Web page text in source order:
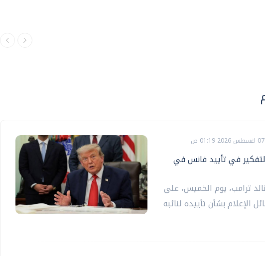
في تأييد فانس في
ترامب، يوم الخميس، على
الإعلام بشأن تأييده لنائبه